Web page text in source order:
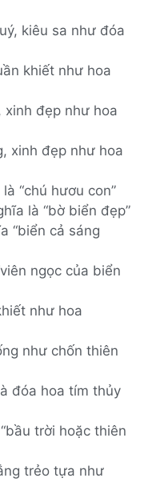
kiêu sa như đóa
khiết như hoa
xinh đẹp như hoa
xinh đẹp như hoa
“chú hươu con”
là “bờ biển đẹp”
“biển cả sáng
ngọc của biển
như hoa
như chốn thiên
đóa hoa tím thủy
trời hoặc thiên
trẻo tựa như